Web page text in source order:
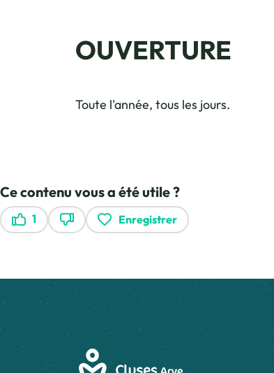
OUVERTURE
Toute l'année, tous les jours.
Ce contenu vous a été utile ?
1 Enregistrer